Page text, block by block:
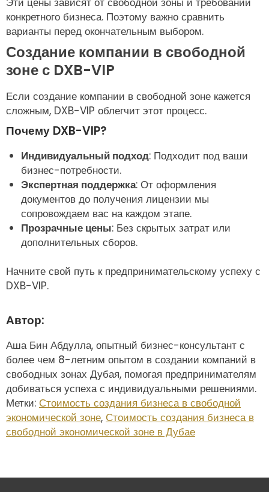
конкретного бизнеса. Поэтому важно сравнить
варианты перед окончательным выбором.
Создание компании в свободной
зоне с DXB-VIP
Если создание компании в свободной зоне кажется
сложным, DXB-VIP облегчит этот процесс.
Почему DXB-VIP?
Индивидуальный подход: Подходит под ваши
бизнес-потребности.
Экспертная поддержка: От оформления
документов до получения лицензии мы
сопровождаем вас на каждом этапе.
Прозрачные цены: Без скрытых затрат или
дополнительных сборов.
Начните свой путь к предпринимательскому успеху с
DXB-VIP.
Автор:
Аша Бин Абдулла, опытный бизнес-консультант с
более чем 8-летним опытом в создании компаний в
свободных зонах Дубая, помогая предпринимателям
добиваться успеха с индивидуальными решениями.
Метки: Стоимость создания бизнеса в свободной
экономической зоне, Стоимость создания бизнеса в
свободной экономической зоне в Дубае